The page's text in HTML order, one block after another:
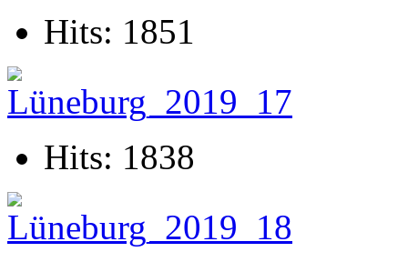
Hits: 1851
Hits: 1838